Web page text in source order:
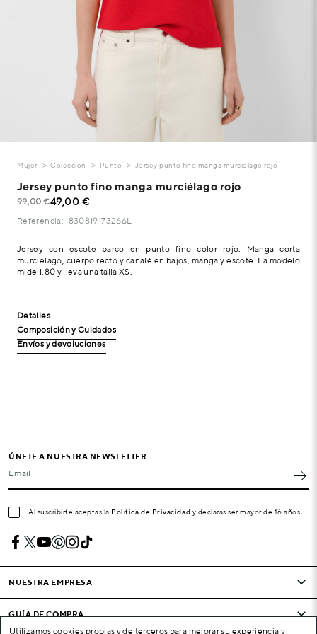
Mujer Colección Punto Jersey punto fino manga murciélago rojo
Jersey punto fino manga murciélago rojo
99,00 €49,00 €
Referencia: 1830819173266L
Jersey con escote barco en punto fino color rojo. Manga corta
murciélago, cuerpo recto y canalé en bajos, manga y escote. La modelo
mide 1,80 y lleva una talla XS.
Detalles
Composición y Cuidados
Envíos y devoluciones
ÚNETE A NUESTRA NEWSLETTER
Email
Al suscribirte aceptas la Política de Privacidad y declaras ser mayor de 16 años.
NUESTRA EMPRESA
GUÍA DE COMPRA
Utilizamos cookies propias y de terceros para mejorar su experiencia y